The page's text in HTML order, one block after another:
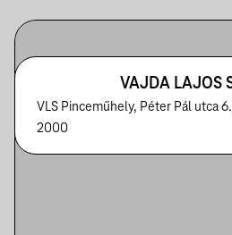
VAJDA LAJOS
VLS Pinceműhely, Péter Pál utca
2000